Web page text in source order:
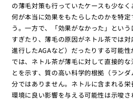
の薄毛対策も行っていたケースも少なく
何が本当に効果をもたらしたのかを特
う。一方で、「効果がなかった」とい
すぎたり、薄毛の原因がネトル茶では
進行したAGAなど）だったりする可能
では、ネトル茶が薄毛に対して直接的
とを示す、質の高い科学的根拠（ラン
分ではありません。ネトルに含まれる
環境に良い影響を与える可能性は示唆